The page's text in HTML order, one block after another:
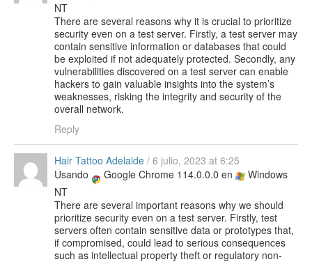
NT
There are several reasons why it is crucial to prioritize
security even on a test server. Firstly, a test server may
contain sensitive information or databases that could
be exploited if not adequately protected. Secondly, any
vulnerabilities discovered on a test server can enable
hackers to gain valuable insights into the system’s
weaknesses, risking the integrity and security of the
overall network.
Reply
Hair Tattoo Adelaide / 6 julio, 2023 at 6:25
Usando
Google Chrome 114.0.0.0 en
Windows
NT
There are several important reasons why we should
prioritize security even on a test server. Firstly, test
servers often contain sensitive data or prototypes that,
if compromised, could lead to serious consequences
such as intellectual property theft or regulatory non-